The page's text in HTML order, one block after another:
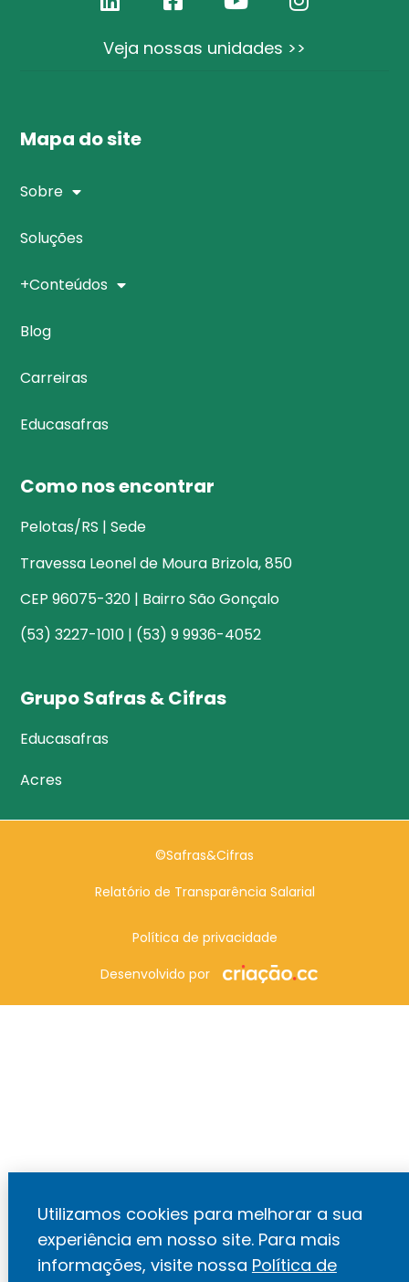
Veja nossas unidades >>
Mapa do site
Sobre
Soluções
+Conteúdos
Blog
Carreiras
Educasafras
Como nos encontrar
Pelotas/RS | Sede
Travessa Leonel de Moura Brizola, 850
CEP 96075-320 | Bairro São Gonçalo
(53) 3227-1010 | (53) 9 9936-4052
Grupo Safras & Cifras
Educasafras
Acres
©Safras&Cifras
Relatório de Transparência Salarial
Política de privacidade
Desenvolvido por
Utilizamos cookies para melhorar a sua
experiência em nosso site. Para mais
informações, visite nossa Política de